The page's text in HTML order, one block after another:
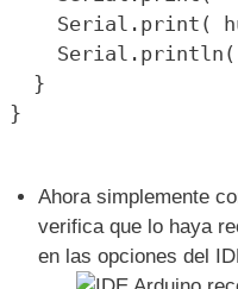
void setup( )
Serial.begin(
void loop( )
  float temperature;
  float humidity;